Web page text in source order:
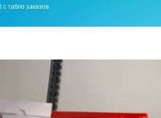
табло заказов